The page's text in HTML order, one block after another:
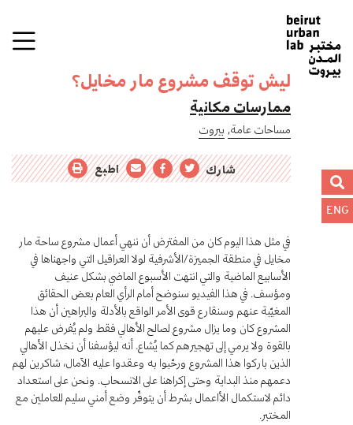
ENG
ليش توقف مشروع مار مخايل؟
ممارسات مكانية
مساحات عامة, بيروت
في مثل هذا اليوم كان من المفترض أن ننهي أعمال مشروع ساحة مار
مخايل في منطقة الجميزة/الأشرفية لولا العراقيل التي واجهناها في
الأسابيع الماضية والتي انتهت الأسبوع الماضي بشكل عنيف
ومؤسف. في هذا الفيديو سنوضح أمام الرأي العام بعض الحقائق
المغيّبة عنهم وسنقارع قوى الأمر الواقع بالأدلة والبراهين أن هذا
المشروع كان وما يزال مشروع لصالح الأهالي فقط ولم يُفرض عليهم
بالقوة ولا يرمي إلى تهجيرهم كما يُشاع. أنه ليؤسفنا أن نخذل الأهالي
الذين باركوا هذا المشروع ورحّبوا به وعقدوا عليه الآمال، شاكرين لهم
دعمهم منذ البداية وحتى إكراهنا على الانسحاب. ونحن على استعداد
دائم لاستكمال الأاعمال بشرط أن يتوفّر وضع أمني سليم للعاملين مع
المختبر.
شارك اطبع